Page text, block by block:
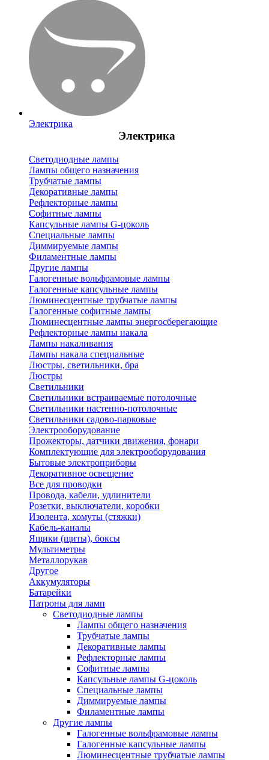
Электрика
Электрика
Светодиодные лампы
Лампы общего назначения
Трубчатые лампы
Декоративные лампы
Рефлекторные лампы
Софитные лампы
Капсульные лампы G-цоколь
Специальные лампы
Диммируемые лампы
Филаментные лампы
Другие лампы
Галогенные вольфрамовые лампы
Галогенные капсульные лампы
Люминесцентные трубчатые лампы
Галогенные софитные лампы
Люминесцентные лампы энергосберегающие
Рефлекторные лампы накала
Лампы накаливания
Лампы накала специальные
Люстры, светильники, бра
Люстры
Светильники
Светильники встраиваемые потолочные
Светильники настенно-потолочные
Светильники садово-парковые
Электрооборудование
Прожекторы, датчики движения, фонари
Комплектующие для электрооборудования
Бытовые электроприборы
Декоративное освещение
Все для проводки
Провода, кабели, удлинители
Розетки, выключатели, коробки
Изолента, хомуты (стяжки)
Кабель-каналы
Ящики (щиты), боксы
Мультиметры
Металлорукав
Другое
Аккумуляторы
Батарейки
Патроны для ламп
Светодиодные лампы
Лампы общего назначения
Трубчатые лампы
Декоративные лампы
Рефлекторные лампы
Софитные лампы
Капсульные лампы G-цоколь
Специальные лампы
Диммируемые лампы
Филаментные лампы
Другие лампы
Галогенные вольфрамовые лампы
Галогенные капсульные лампы
Люминесцентные трубчатые лампы